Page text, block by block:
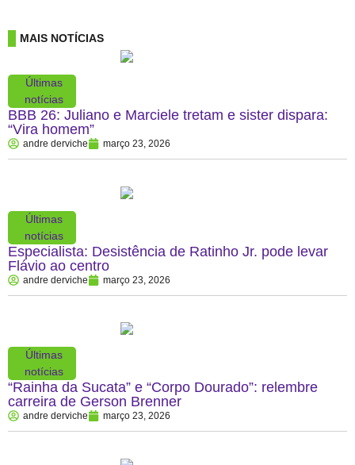
MAIS NOTÍCIAS
Últimas
notícias
BBB 26: Juliano e Marciele tretam e sister dispara:
“Vira homem”
andre derviche março 23, 2026
Últimas
notícias
Especialista: Desistência de Ratinho Jr. pode levar
Flávio ao centro
andre derviche março 23, 2026
Últimas
notícias
“Rainha da Sucata” e “Corpo Dourado”: relembre
carreira de Gerson Brenner
andre derviche março 23, 2026